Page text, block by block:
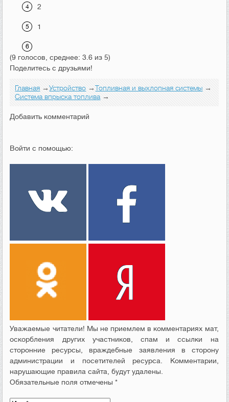
2
1
(9 голосов, среднее: 3.6 из 5)
Поделитесь с друзьями!
Главная →Устройство →Топливная и выхлопная системы →
Система впрыска топлива →
Добавить комментарий
Войти с помощью:
Уважаемые читатели! Мы не приемлем в комментариях мат,
оскорбления других участников, спам и ссылки на
сторонние ресурсы, враждебные заявления в сторону
администрации и посетителей ресурса. Комментарии,
нарушающие правила сайта, будут удалены.
Обязательные поля отмечены *